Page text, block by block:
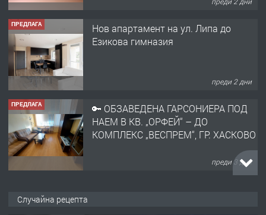
преди 2 дни
ПРЕДЛАГА
🔑 ОБЗАВЕДЕНА ГАРСОНИЕРА ПОД
НАЕМ В КВ. „ОРФЕЙ“ – ДО
преди 3 дни
ПРЕДЛАГА
НАПЪЛНО ОБЗАВЕДЕН И
ОБОРУДВАН ТРИСТАЕН
АПАРТАМЕНТ В ЦЕНТЪРА НА ГР.
преди 4 дни
Случайна рецепта